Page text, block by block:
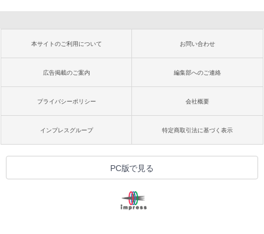
本サイトのご利用について お問い合わせ
広告掲載のご案内 編集部へのご連絡
プライバシーポリシー 会社概要
インプレスグループ 特定商取引法に基づく表示
PC版で見る